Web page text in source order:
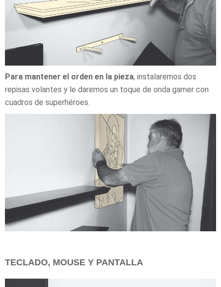
Para mantener el orden en la pieza, instalaremos dos
repisas volantes y le daremos un toque de onda gamer con
cuadros de superhéroes.
TECLADO, MOUSE Y PANTALLA